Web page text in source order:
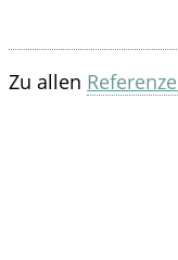
Zu allen